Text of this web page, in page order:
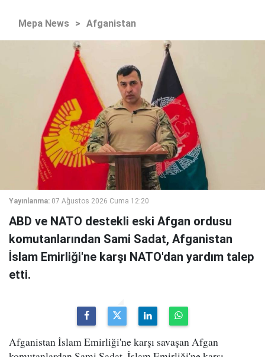
Mepa News > Afganistan
Yayınlanma: 07 Ağustos 2026 Cuma 12:20
ABD ve NATO destekli eski Afgan ordusu
komutanlarından Sami Sadat, Afganistan
İslam Emirliği'ne karşı NATO'dan yardım talep
etti.
Afganistan İslam Emirliği'ne karşı savaşan Afgan